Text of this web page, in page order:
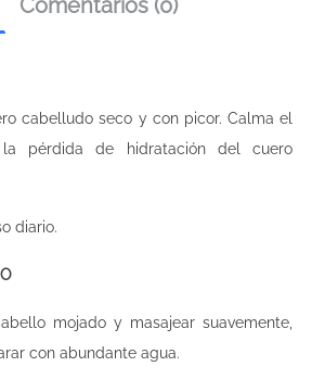
Comentarios (0)
cabelludo seco y con picor. Calma el
pérdida de hidratación del cuero
diario.
mojado y masajear suavemente,
con abundante agua.